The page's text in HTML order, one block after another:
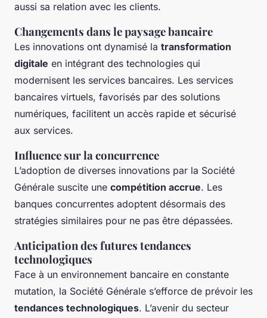
aussi sa relation avec les clients.
Changements dans le paysage bancaire
Les innovations ont dynamisé la transformation
digitale en intégrant des technologies qui
modernisent les services bancaires. Les services
bancaires virtuels, favorisés par des solutions
numériques, facilitent un accès rapide et sécurisé
aux services.
Influence sur la concurrence
L’adoption de diverses innovations par la Société
Générale suscite une compétition accrue. Les
banques concurrentes adoptent désormais des
stratégies similaires pour ne pas être dépassées.
Anticipation des futures tendances
technologiques
Face à un environnement bancaire en constante
mutation, la Société Générale s’efforce de prévoir les
tendances technologiques. L’avenir du secteur